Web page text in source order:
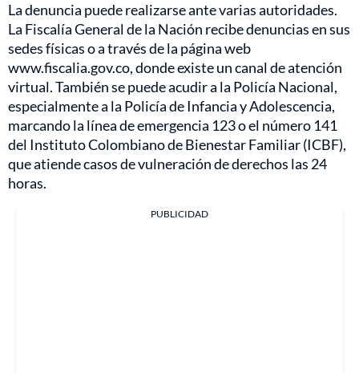
La denuncia puede realizarse ante varias autoridades.
La Fiscalía General de la Nación recibe denuncias en sus
sedes físicas o a través de la página web
www.fiscalia.gov.co, donde existe un canal de atención
virtual. También se puede acudir a la Policía Nacional,
especialmente a la Policía de Infancia y Adolescencia,
marcando la línea de emergencia 123 o el número 141
del Instituto Colombiano de Bienestar Familiar (ICBF),
que atiende casos de vulneración de derechos las 24
horas.
PUBLICIDAD